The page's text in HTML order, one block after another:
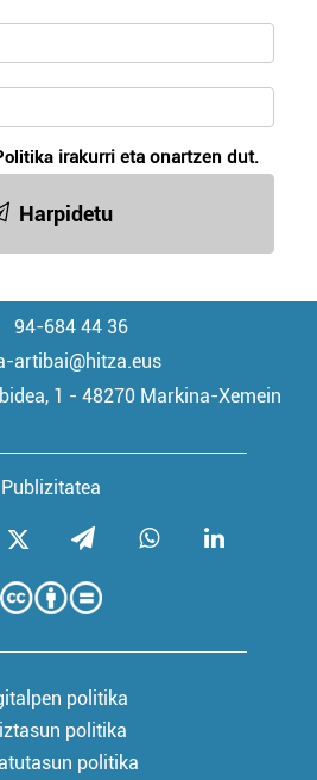
irakurri eta onartzen dut.
Harpidetu
94-684 44 36
artibai@hitza.eus
1 - 48270 Markina-Xemein
Publizitatea
politika
politika
politika